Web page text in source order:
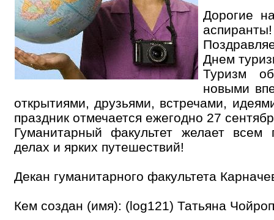
Дорогие
аспиранты!
Днем
Туризм
новыми
открытиями, друзьями, встречами,
праздник отмечается ежегодно 27
Гуманитарный факультет желает всем
делах и ярких путешествий!
Декан гуманитарного факультета
Кем создан (имя): (log121) Татьяна